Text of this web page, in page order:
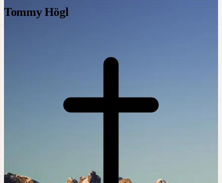
Tommy Högl